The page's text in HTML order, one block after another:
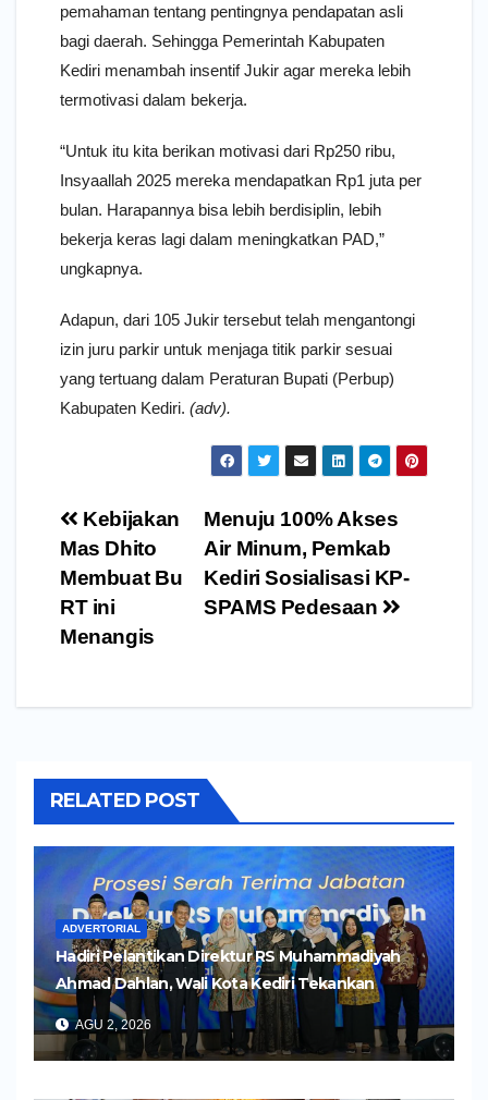
pemahaman tentang pentingnya pendapatan asli
bagi daerah. Sehingga Pemerintah Kabupaten
Kediri menambah insentif Jukir agar mereka lebih
termotivasi dalam bekerja.
“Untuk itu kita berikan motivasi dari Rp250 ribu,
Insyaallah 2025 mereka mendapatkan Rp1 juta per
bulan. Harapannya bisa lebih berdisiplin, lebih
bekerja keras lagi dalam meningkatkan PAD,”
ungkapnya.
Adapun, dari 105 Jukir tersebut telah mengantongi
izin juru parkir untuk menjaga titik parkir sesuai
yang tertuang dalam Peraturan Bupati (Perbup)
Kabupaten Kediri. (adv).
Navigasi
pos
Menuju 100% Akses
Air Minum, Pemkab
Kediri Sosialisasi KP-
SPAMS Pedesaan
Kebijakan
Mas Dhito
Membuat Bu
RT ini
Menangis
RELATED POST
ADVERTORIAL
Hadiri Pelantikan Direktur RS Muhammadiyah
Ahmad Dahlan, Wali Kota Kediri Tekankan
Pelayanan Kesehatan yang Humanis
AGU 2, 2026